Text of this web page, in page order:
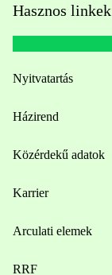
Hasznos linkek
Nyitvatartás
Házirend
Közérdekű adatok
Karrier
Arculati elemek
RRF